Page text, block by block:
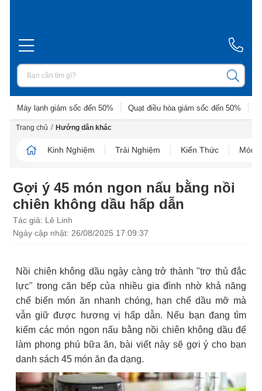
Máy lạnh giảm sốc đến 50% Quạt điều hòa giảm sốc đến 50%
Trang chủ / Hướng dẫn khác
Kinh Nghiệm Trải Nghiệm Kiến Thức Món
Gợi ý 45 món ngon nấu bằng nồi
chiên không dầu hấp dẫn
Tác giả: Lê Linh
Ngày cập nhật: 26/08/2025 17:09:37
Nồi chiên không dầu ngày càng trở thành "trợ thủ đắc
lực" trong căn bếp của nhiều gia đình nhờ khả năng
chế biến món ăn nhanh chóng, hạn chế dầu mỡ mà
vẫn giữ được hương vị hấp dẫn. Nếu bạn đang tìm
kiếm các món ngon nấu bằng nồi chiên không dầu để
làm phong phú bữa ăn, bài viết này sẽ gợi ý cho bạn
danh sách 45 món ăn đa dạng.